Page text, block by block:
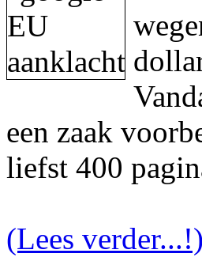
een zaak
liefst 400
(Lees verder...!)